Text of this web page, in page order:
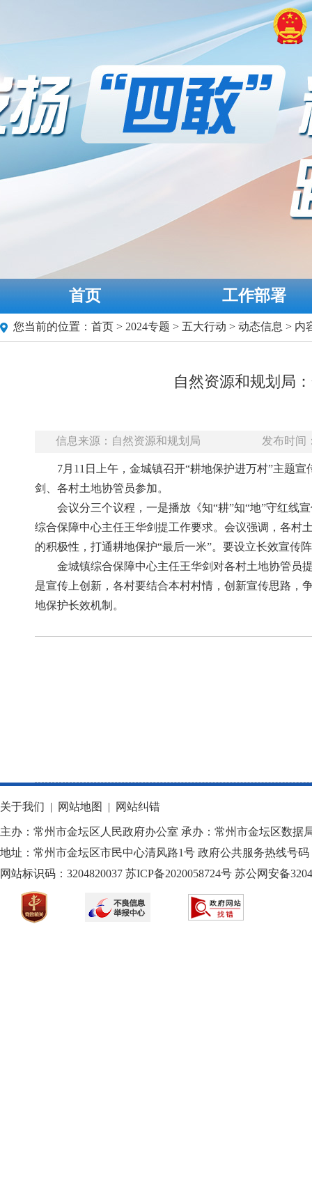
首页 工作部署
您当前的位置： 首页 > 2024专题 > 五大行动 > 动态信息 > 内
自然资源和规划局
信息来源：自然资源和规划局 发布时间
7月11日上午，金城镇召开“耕地保护进万村”主题
剑、各村土地协管员参加。
会议分三个议程，一是播放《知“耕”知“地”守红线
综合保障中心主任王华剑提工作要求。会议强调，各村
的积极性，打通耕地保护“最后一米”。要设立长效宣传
金城镇综合保障中心主任王华剑对各村土地协管员
是宣传上创新，各村要结合本村村情，创新宣传思路，
地保护长效机制。
关于我们 | 网站地图 | 网站纠错
主办：常州市金坛区人民政府办公室 承办：常州市金坛区数据
地址：常州市金坛区市民中心清风路1号 政府公共服务热线号码
网站标识码：3204820037 苏ICP备2020058724号 苏公网安备